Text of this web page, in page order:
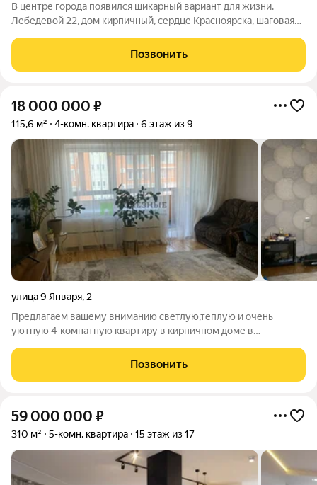
В центре города появился шикарный вариант для жизни.
Лебедевой 22, дом кирпичный, сердце Красноярска, шаговая
садо и любых развлекательных заведений По квартире:
Квартира требует
Позвонить
18 000 000 ₽
115,6 м² 4-комн. квартира 6 этаж из 9
улица 9 Января, 2
Предлагаем вашему вниманию светлую,теплую и очень
уютную 4-комнатную квартиру в кирпичном доме в
отличной планировкой: большими комнатами, кухней 11кв.м.,
внушительных размеров коридор, 1 большой с/у
Позвонить
59 000 000 ₽
310 м² 5-комн. квартира 15 этаж из 17